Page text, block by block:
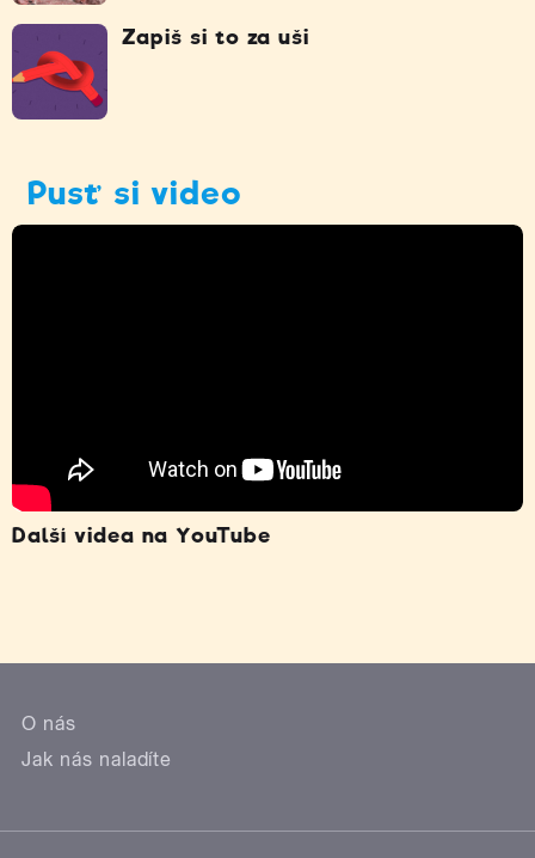
Zapiš si to za uši
Pusť si video
Další videa na YouTube
O nás
Jak nás naladíte